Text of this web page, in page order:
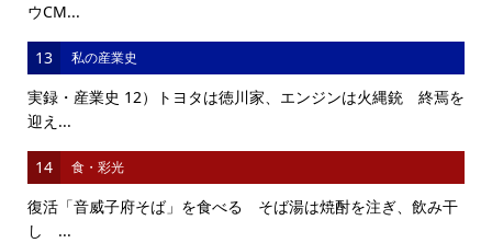
ウCM...
13 私の産業史
実録・産業史 12）トヨタは徳川家、エンジンは火縄銃 終焉を
迎え...
14 食・彩光
復活「音威子府そば」を食べる そば湯は焼酎を注ぎ、飲み干
し ...